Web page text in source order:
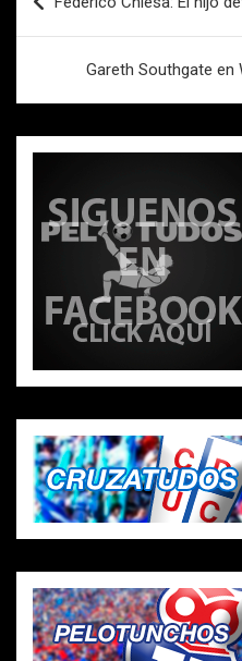
o
o
k
A
p
de
entradasGareth Southgate en